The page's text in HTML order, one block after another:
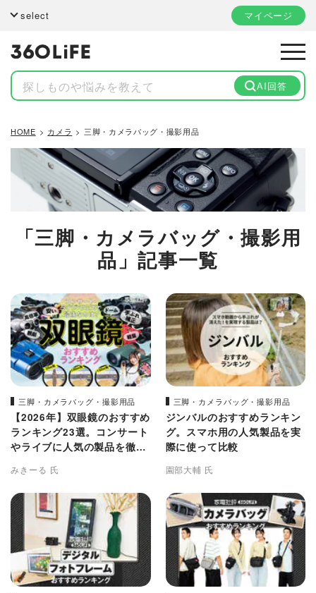
select マイページ
AI回答
HOME カメラ 三脚・カメラバッグ・撮影用品
「三脚・カメラバッグ・撮影用
品」記事一覧
三脚・カメラバッグ・撮影用品
【2026年】双眼鏡のおすすめ
ランキング23選。コンサート
やライブに人気の製品を徹底
みきーる 氏
三脚・カメラバッグ・撮影用品
ジンバルのおすすめランキン
グ。スマホ用の人気製品を実
際に使って比較
園部大輔 氏